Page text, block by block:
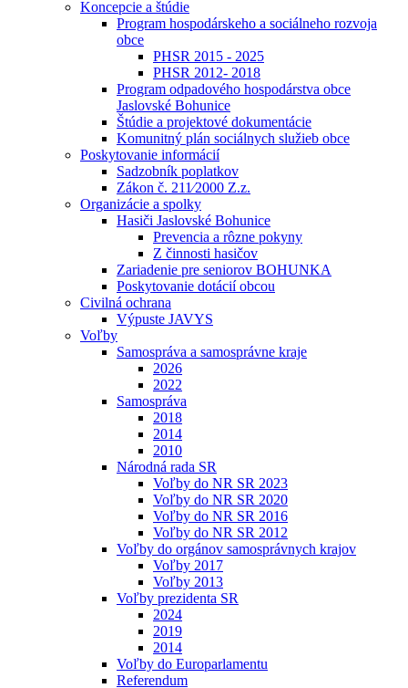
Koncepcie a štúdie
Program hospodárskeho a sociálneho rozvoja
obce
PHSR 2015 - 2025
PHSR 2012- 2018
Program odpadového hospodárstva obce
Jaslovské Bohunice
Štúdie a projektové dokumentácie
Komunitný plán sociálnych služieb obce
Poskytovanie informácií
Sadzobník poplatkov
Zákon č. 211⁄2000 Z.z.
Organizácie a spolky
Hasiči Jaslovské Bohunice
Prevencia a rôzne pokyny
Z činnosti hasičov
Zariadenie pre seniorov BOHUNKA
Poskytovanie dotácií obcou
Civilná ochrana
Výpuste JAVYS
Voľby
Samospráva a samosprávne kraje
2026
2022
Samospráva
2018
2014
2010
Národná rada SR
Voľby do NR SR 2023
Voľby do NR SR 2020
Voľby do NR SR 2016
Voľby do NR SR 2012
Voľby do orgánov samosprávnych krajov
Voľby 2017
Voľby 2013
Voľby prezidenta SR
2024
2019
2014
Voľby do Europarlamentu
Referendum